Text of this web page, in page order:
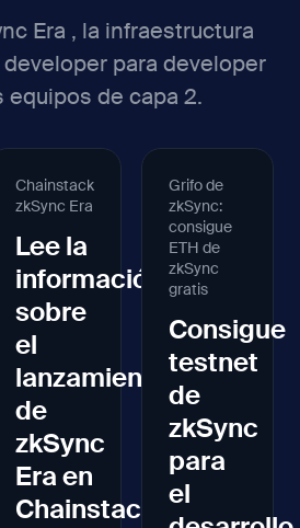
Era , la infraestructura
para developer
de capa 2.
Chainstack
zkSync Era
Lee la
información
sobre
el
lanzamiento
de
zkSync
Era en
Chainstack
Grifo de
zkSync:
consigue
ETH de
zkSync
gratis
Consigue
testnet
de
zkSync
para
el